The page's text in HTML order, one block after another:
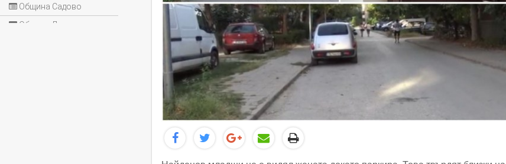
Община Садово
Община Лъки